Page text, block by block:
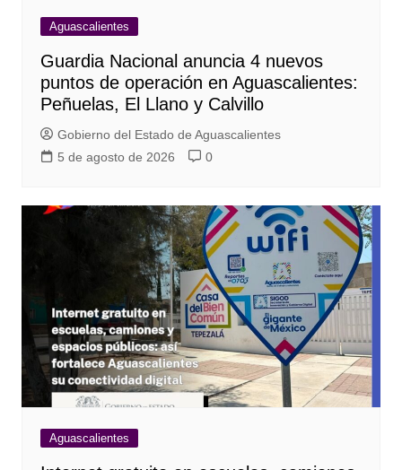
Aguascalientes
Guardia Nacional anuncia 4 nuevos
puntos de operación en Aguascalientes:
Peñuelas, El Llano y Calvillo
Gobierno del Estado de Aguascalientes
5 de agosto de 2026
0
Aguascalientes